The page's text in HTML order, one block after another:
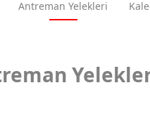
Antreman Yelekleri